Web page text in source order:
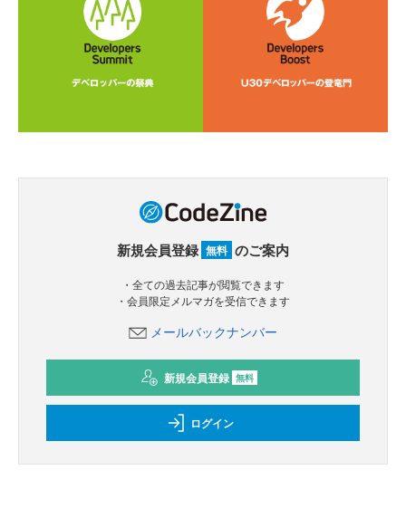
新規会員登録 無料 のご案内
・全ての過去記事が閲覧できます
・会員限定メルマガを受信できます
メールバックナンバー
新規会員登録 無料
ログイン